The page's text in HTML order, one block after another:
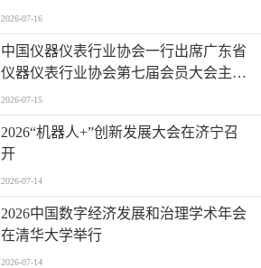
2026-07-16
中国仪器仪表行业协会一行出席广东省
仪器仪表行业协会第七届会员大会主题
活动并进行走访交流
2026-07-15
2026“机器人+”创新发展大会在济宁召
开
2026-07-14
2026中国数字经济发展和治理学术年会
在清华大学举行
2026-07-14